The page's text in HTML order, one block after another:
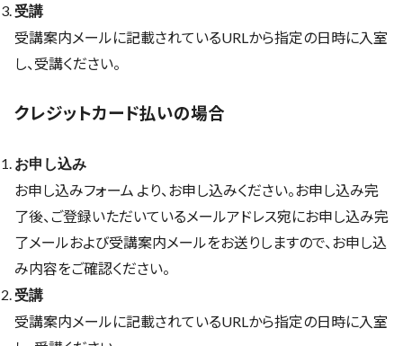
受講
受講案内メールに記載されているURLから指定の日時に入室
し、受講ください。
クレジットカード払いの場合
お申し込み
お申し込みフォーム より、お申し込みください。お申し込み完
了後、ご登録いただいているメールアドレス宛にお申し込み完
了メールおよび受講案内メールをお送りしますので、お申し込
み内容をご確認ください。
受講
受講案内メールに記載されているURLから指定の日時に入室